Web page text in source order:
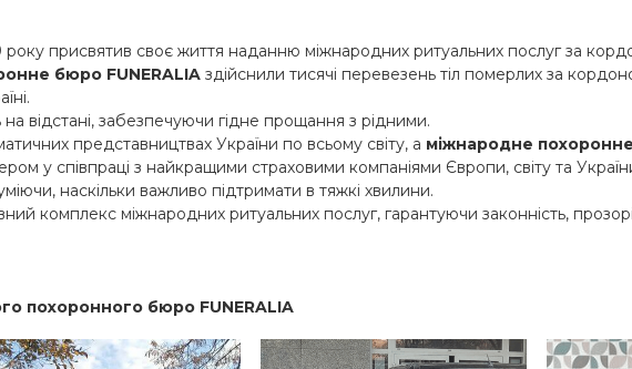
присвятив своє життя наданню міжнародних ритуальних послуг за
бюро FUNERALIAздійснили тисячі перевезень тіл померлих за
на відстані, забезпечуючи гідне прощання з рідними.
представництвах України по всьому світу, а міжнародне
у співпраці з найкращими страховими компаніями Європи, світу та
наскільки важливо підтримати в тяжкі хвилини.
комплекс міжнародних ритуальних послуг, гарантуючи законність,
похоронного бюро FUNERALIA